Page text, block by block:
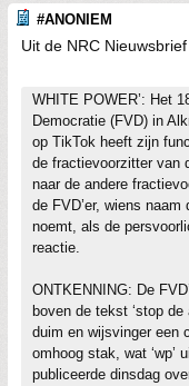
#ANONIEM
Uit de NRC Nieuwsbrief
WHITE POWER’: Het
Democratie (FVD) in
op TikTok heeft zijn
de fractievoorzitter van
naar de andere
de FVD’er, wiens
noemt, als de
reactie.
ONTKENNING: De
boven de tekst ‘stop
duim en wijsvinger een
omhoog stak, wat ‘wp’
publiceerde dinsdag